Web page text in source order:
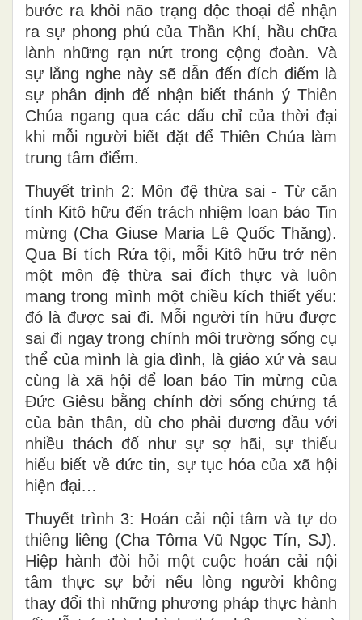
bước ra khỏi não trạng độc thoại để nhận
ra sự phong phú của Thần Khí, hầu chữa
lành những rạn nứt trong cộng đoàn. Và
sự lắng nghe này sẽ dẫn đến đích điểm là
sự phân định để nhận biết thánh ý Thiên
Chúa ngang qua các dấu chỉ của thời đại
khi mỗi người biết đặt để Thiên Chúa làm
trung tâm điểm.
Thuyết trình 2: Môn đệ thừa sai - Từ căn
tính Kitô hữu đến trách nhiệm loan báo Tin
mừng (Cha Giuse Maria Lê Quốc Thăng).
Qua Bí tích Rửa tội, mỗi Kitô hữu trở nên
một môn đệ thừa sai đích thực và luôn
mang trong mình một chiều kích thiết yếu:
đó là được sai đi. Mỗi người tín hữu được
sai đi ngay trong chính môi trường sống cụ
thể của mình là gia đình, là giáo xứ và sau
cùng là xã hội để loan báo Tin mừng của
Đức Giêsu bằng chính đời sống chứng tá
của bản thân, dù cho phải đương đầu với
nhiều thách đố như sự sợ hãi, sự thiếu
hiểu biết về đức tin, sự tục hóa của xã hội
hiện đại…
Thuyết trình 3: Hoán cải nội tâm và tự do
thiêng liêng (Cha Tôma Vũ Ngọc Tín, SJ).
Hiệp hành đòi hỏi một cuộc hoán cải nội
tâm thực sự bởi nếu lòng người không
thay đổi thì những phương pháp thực hành